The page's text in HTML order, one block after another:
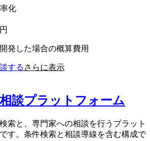
化
発した場合の概算費用
する さらに表示
談プラットフォーム
索と、専門家への相談を行うプラット
す。条件検索と相談導線を含む構成で